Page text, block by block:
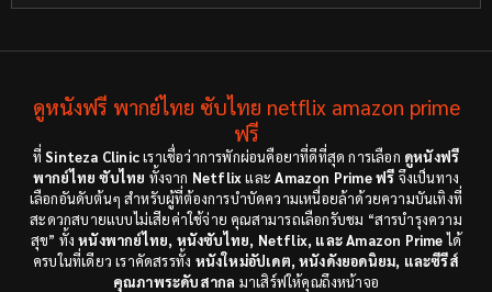
Cult Film(4)
Dance เต้น (6)
Detective สืบสวน(18)
Disaster(9)
Disney+(8)
1998
1997
1971
1962
ดูหนังฟรี พากย์ไทย ซับไทย netflix amazon prime
ฟรี
ที่Sinteza Clinicเราเชื่อว่าการพักผ่อนคือยาที่ดีที่สุด การเลือก ดูหนังฟรี
พากย์ไทย ซับไทย ทั้งจาก NetflixและAmazon Prime ฟรี จึงเป็นทาง
เลือกอันดับต้นๆ สำหรับผู้ที่ต้องการบำบัดความเหนื่อยล้าด้วยความบันเทิงที่
สะดวกสบายแบบไม่เสียค่าใช้จ่าย คุณสามารถเลือกรับชม “สารบำรุงความ
สุข” ทั้งหนังพากย์ไทย, หนังซับไทย, Netflix, และ Amazon Primeได้
ครบในที่เดียว เราคัดสรรทั้ง หนังใหม่อัปเดต, หนังดังยอดนิยม, และซีรีส์
คุณภาพระดับสากล มาเสิร์ฟให้คุณถึงหน้าจอ